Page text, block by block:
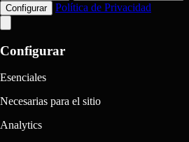
Configurar
Política de Privacidad
Configurar
Esenciales
Necesarias para el sitio
Analytics